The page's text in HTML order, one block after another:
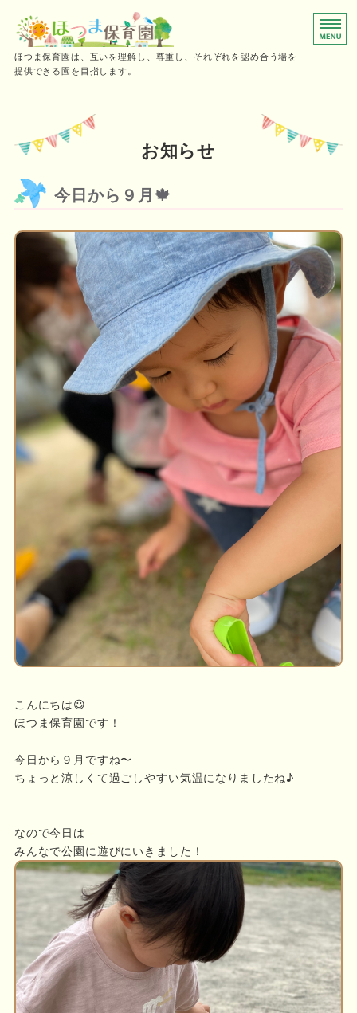
0～2歳児向けの小規模保育園
ほつま保育園は、互いを理解し、尊重し、それぞれを認め合う場を
提供できる園を目指します。
保育時間
ご利用の流れ
施設概要・採用情報
お問い合わせ
お知らせ
今日から９月🍁
こんにちは😃
ほつま保育園です！
今日から９月ですね〜
ちょっと涼しくて過ごしやすい気温になりましたね♪
なので今日は
みんなで公園に遊びにいきました！